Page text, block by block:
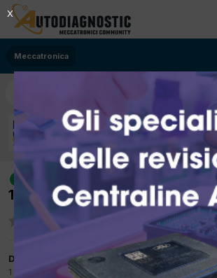
Meccatronica
risolto
[FORESTER 03/2008
116Kw Bifuel B/Gpl] posizione
Da badwork
1 Marzo 2012
inMeccatronica
X